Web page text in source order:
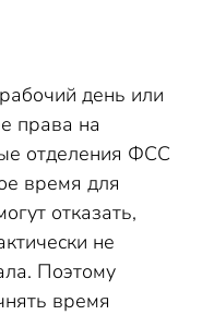
день или
права на
отделения ФСС
время для
отказать,
не
Поэтому
время